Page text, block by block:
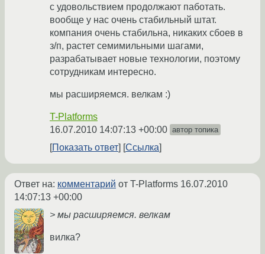
с удовольствием продолжают паботать.
вообще у нас очень стабильный штат.
компания очень стабильна, никаких сбоев в
з/п, растет семимильными шагами,
разрабатывает новые технологии, поэтому
сотрудникам интересно.
мы расширяемся. велкам :)
T-Platforms
16.07.2010 14:07:13 +00:00 автор топика
Показать ответ Ссылка
Ответ на: комментарий от T-Platforms 16.07.2010
14:07:13 +00:00
> мы расширяемся. велкам
вилка?